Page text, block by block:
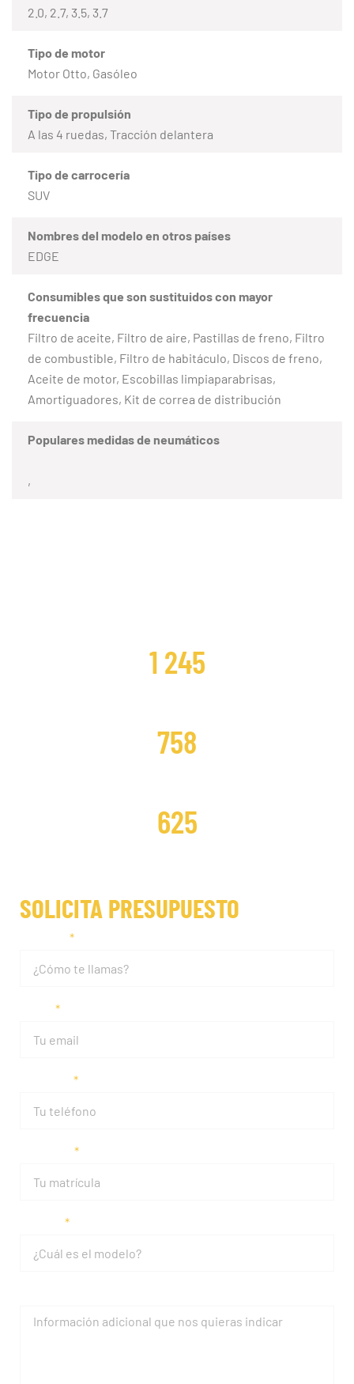
2.0, 2.7, 3.5, 3.7
Tipo de motor
Motor Otto, Gasóleo
Tipo de propulsión
A las 4 ruedas, Tracción delantera
Tipo de carrocería
SUV
Nombres del modelo en otros países
EDGE
Consumibles que son sustituidos con mayor
frecuencia
Filtro de aceite, Filtro de aire, Pastillas de freno, Filtro
de combustible, Filtro de habitáculo, Discos de freno,
Aceite de motor, Escobillas limpiaparabrisas,
Amortiguadores, Kit de correa de distribución
Populares medidas de neumáticos
,
SOLICITA PRESUPUESTO
1 245
758
625